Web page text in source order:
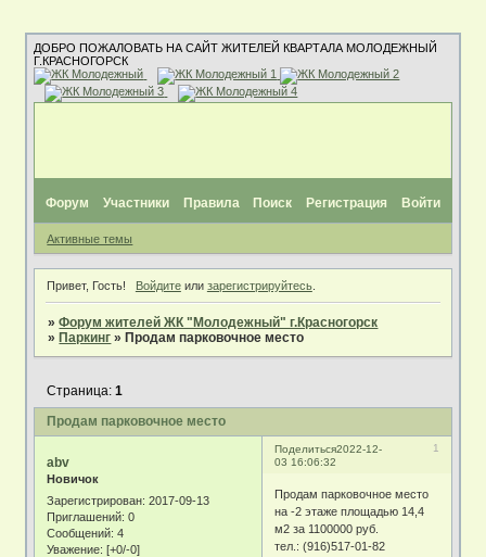
ДОБРО ПОЖАЛОВАТЬ НА САЙТ ЖИТЕЛЕЙ КВАРТАЛА МОЛОДЕЖНЫЙ
Г.КРАСНОГОРСК
Форум Участники Правила Поиск Регистрация Войти
Активные темы
Привет, Гость! Войдитеили зарегистрируйтесь.
»Форум жителей ЖК "Молодежный" г.Красногорск
» Паркинг » Продам парковочное место
Продам парковочное место
Страница:1
Поделиться 1
2022-12-
03 16:06:32
abv
Новичок
Зарегистрирован: 2017-09-13
Приглашений: 0
Сообщений: 4
Уважение: [+0/-0]
Продам парковочное место
на -2 этаже площадью 14,4
м2 за 1100000 руб.
тел.: (916)517-01-82